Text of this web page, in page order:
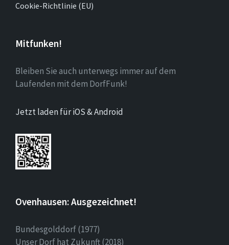
Cookie-Richtlinie (EU)
Mitfunken!
Bleiben Sie auch unterwegs immer auf dem
Laufenden mit dem DorfFunk!
Jetzt laden für iOS & Android
Ovenhausen: Ausgezeichnet!
Bundesgolddorf (1977)
Unser Dorf hat Zukunft (2018)